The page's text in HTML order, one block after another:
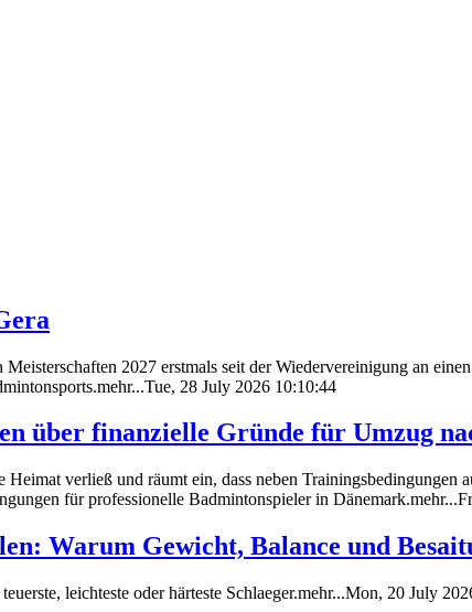
2027 erstmals seit der Wiedervereinigung an
28 July 2026 10:10:44
über finanzielle Gründe für Umzug
verließ und räumt ein, dass neben
für professionelle Badmintonspieler in
Warum Gewicht, Balance und
leichteste oder härteste Schlaeger.mehr...Mon, 20 July